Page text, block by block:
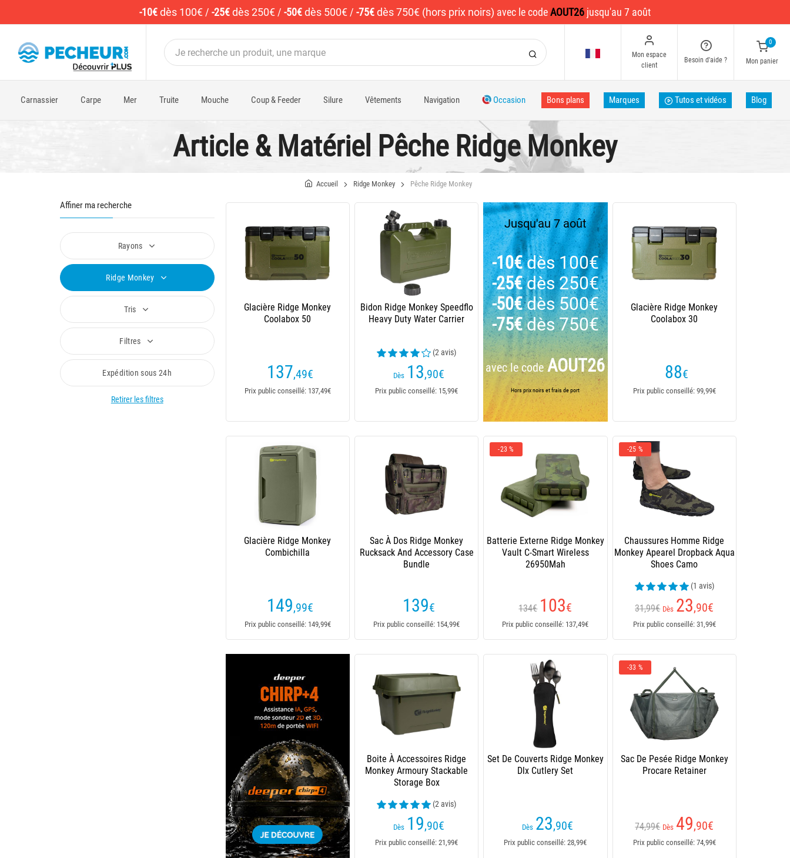
-10€dès 100€ / -25€dès 250€ / -50€dès 500€ / -75€dès 750€ (hors prix noirs) avec le codeAOUT26 jusqu'au 7 août
Mon espace
client
Besoin d'aide ?
0
Mon panier
Carnassier Carpe Mer Truite Mouche Coup & Feeder Silure Vêtements Navigation Occasion Bons plans Marques Tutos et vidéos Blog
Article & Matériel Pêche Ridge Monkey
Accueil Ridge Monkey Pêche Ridge Monkey
Affiner ma recherche
Rayons
Ridge Monkey
Tris
Filtres
Expédition sous 24h
Retirer les filtres
Glacière Ridge Monkey
Coolabox 50
137,49€
Prix public conseillé: 137,49€
Bidon Ridge Monkey Speedflo
Heavy Duty Water Carrier
(2 avis)
Dès 13,90€
Prix public conseillé: 15,99€
Jusqu'au 7 août
-10€ dès 100€
-25€ dès 250€
-50€ dès 500€
-75€ dès 750€
avec le code AOUT26
Hors prix noirs et frais de port
Glacière Ridge Monkey
Coolabox 30
88€
Prix public conseillé: 99,99€
Glacière Ridge Monkey
Combichilla
149,99€
Prix public conseillé: 149,99€
Sac À Dos Ridge Monkey
Rucksack And Accessory Case
Bundle
139€
Prix public conseillé: 154,99€
-23 %
Batterie Externe Ridge Monkey
Vault C-Smart Wireless
26950Mah
134€ 103€
Prix public conseillé: 137,49€
-25 %
Chaussures Homme Ridge
Monkey Apearel Dropback Aqua
Shoes Camo
(1 avis)
31,99€ Dès 23,90€
Prix public conseillé: 31,99€
Boite À Accessoires Ridge
Monkey Armoury Stackable
Storage Box
(2 avis)
Dès 19,90€
Prix public conseillé: 21,99€
Set De Couverts Ridge Monkey
Dlx Cutlery Set
Dès 23,90€
Prix public conseillé: 28,99€
-33 %
Sac De Pesée Ridge Monkey
Procare Retainer
74,99€ Dès 49,90€
Prix public conseillé: 74,99€